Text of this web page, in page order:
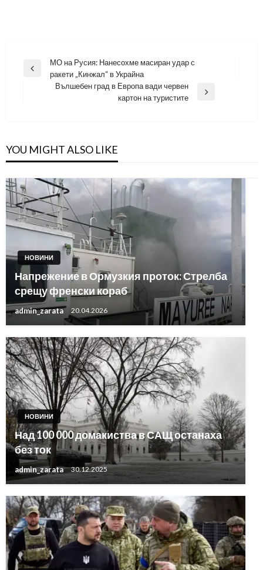
Навигация
Previous
МО на Русия: Нанесохме масиран удар с
ракети „Кинжал“ в Украйна
Вълшебен град в Европа вади червен
картон на туристите
YOU MIGHT ALSO LIKE
НОВИНИ
Напрежение в Ормузкия проток: Стрелба
срещу френски кораб
admin_zarata 20.04.2026
НОВИНИ
Над 100 000 домакиства в САЩ останаха
без ток
admin_zarata 30.12.2025